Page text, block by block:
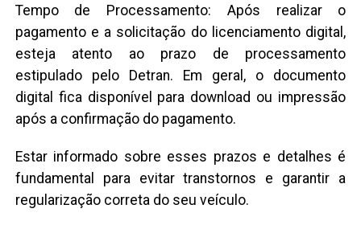
Tempo de Processamento: Após realizar o
pagamento e a solicitação do licenciamento digital,
esteja atento ao prazo de processamento
estipulado pelo Detran. Em geral, o documento
digital fica disponível para download ou impressão
após a confirmação do pagamento.
Estar informado sobre esses prazos e detalhes é
fundamental para evitar transtornos e garantir a
regularização correta do seu veículo.